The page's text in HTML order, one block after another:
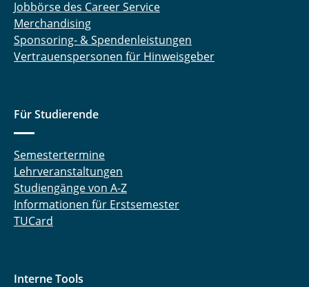
Jobbörse des Career Service
Merchandising
Sponsoring- & Spendenleistungen
Vertrauenspersonen für Hinweisgeber
Für Studierende
Semestertermine
Lehrveranstaltungen
Studiengänge von A-Z
Informationen für Erstsemester
TUCard
Interne Tools